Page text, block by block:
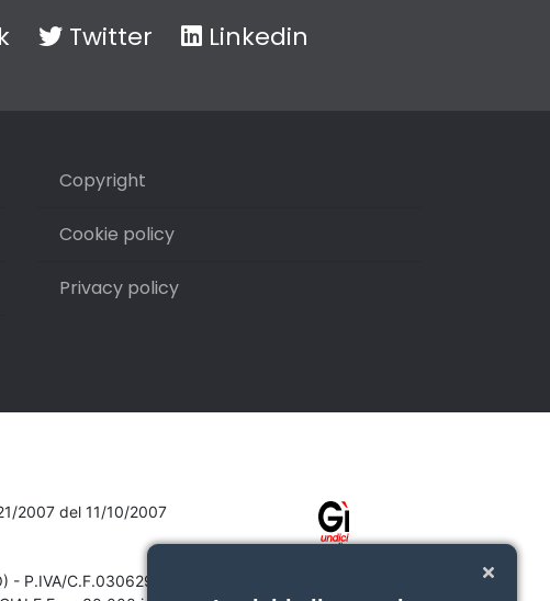
Twitter Linkedin
Copyright
Cookie policy
Privacy policy
2007 del 11/10/2007
- P.IVA/C.F.03062910132